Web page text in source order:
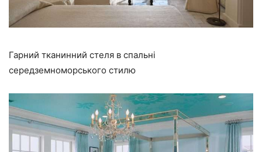
Гарний тканинний стеля в спальні
середземноморського стилю